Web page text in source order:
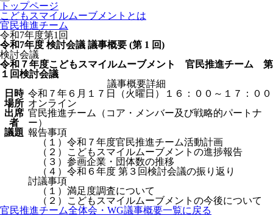
トップページ
こどもスマイルムーブメントとは
官民推進チーム
令和7年度第1回
令和7年度 検討会議 議事概要 (第 1 回)
検討会議
令和７年度こどもスマイルムーブメント 官民推進チーム 第
１回検討会議
議事概要詳細
日時 令和７年６月１７日（火曜日）１６：００～１７：００
場所 オンライン
出席
者
官民推進チーム（コア・メンバー及び戦略的パートナ
ー）
議題 報告事項
（１）令和７年度官民推進チーム活動計画
（２）こどもスマイルムーブメントの進捗報告
（３）参画企業・団体数の推移
（４）令和６年度 第３回検討会議の振り返り
討議事項
（１）満足度調査について
（２）こどもスマイルムーブメントの今後について
官民推進チーム全体会・WG議事概要一覧に戻る